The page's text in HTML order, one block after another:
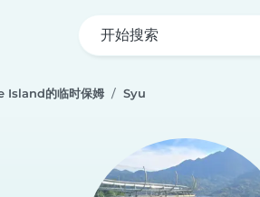
开始搜索
Island的临时保姆 Syu